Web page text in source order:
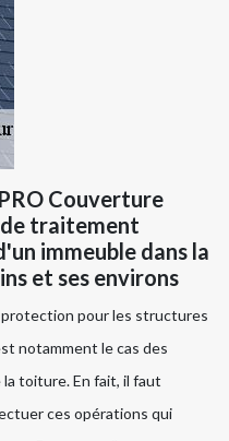
Couverture
traitement
immeuble dans la
et ses environs
pour les structures
notamment le cas des
toiture. En fait, il faut
ces opérations qui